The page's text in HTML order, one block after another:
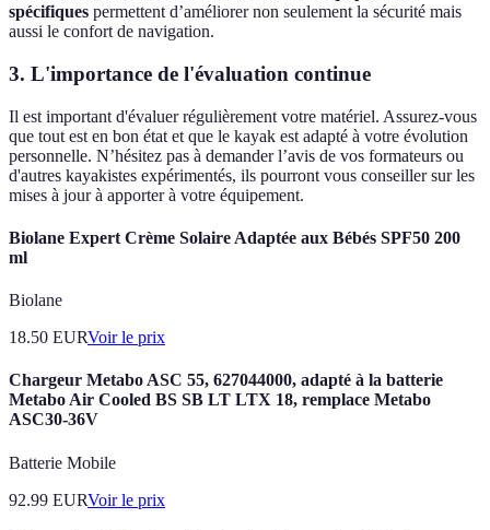
spécifiques permettent d’améliorer non seulement la sécurité mais
aussi le confort de navigation.
3. L'importance de l'évaluation continue
Il est important d'évaluer régulièrement votre matériel. Assurez-vous
que tout est en bon état et que le kayak est adapté à votre évolution
personnelle. N’hésitez pas à demander l’avis de vos formateurs ou
d'autres kayakistes expérimentés, ils pourront vous conseiller sur les
mises à jour à apporter à votre équipement.
Biolane Expert Crème Solaire Adaptée aux Bébés SPF50 200
ml
Biolane
18.50 EURVoir le prix
Chargeur Metabo ASC 55, 627044000, adapté à la batterie
Metabo Air Cooled BS SB LT LTX 18, remplace Metabo
ASC30-36V
Batterie Mobile
92.99 EURVoir le prix